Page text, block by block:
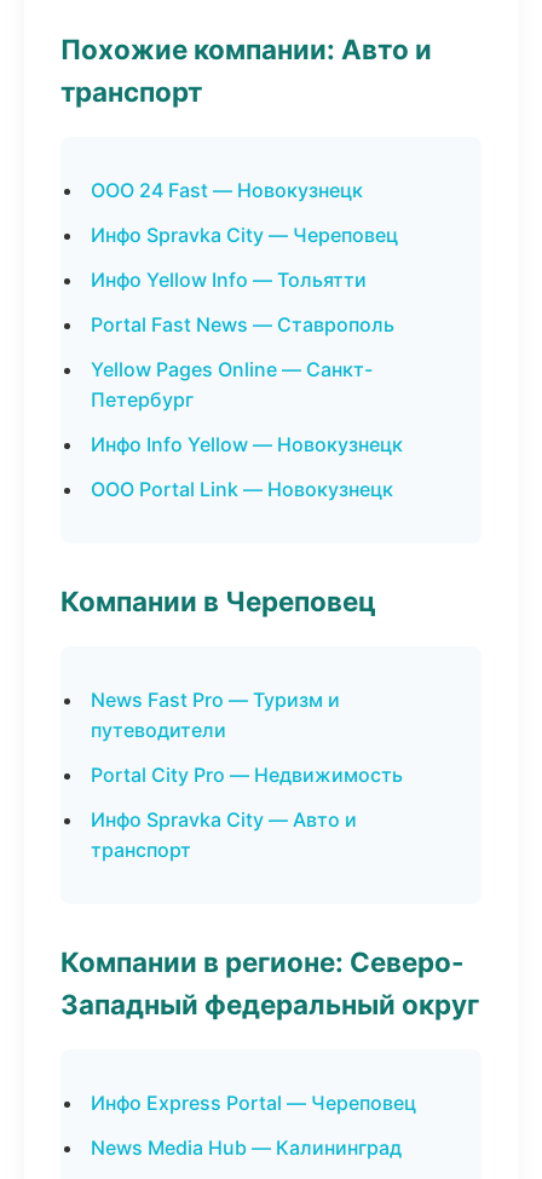
Похожие компании: Авто и
транспорт
ООО 24 Fast — Новокузнецк
Инфо Spravka City — Череповец
Инфо Yellow Info — Тольятти
Portal Fast News — Ставрополь
Yellow Pages Online — Санкт-
Петербург
Инфо Info Yellow — Новокузнецк
ООО Portal Link — Новокузнецк
Компании в Череповец
News Fast Pro — Туризм и
путеводители
Portal City Pro — Недвижимость
Инфо Spravka City — Авто и
транспорт
Компании в регионе: Северо-
Западный федеральный округ
Инфо Express Portal — Череповец
News Media Hub — Калининград